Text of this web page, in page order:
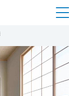
会キャンペ